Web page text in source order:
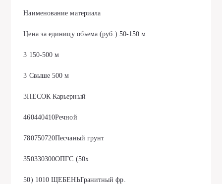
Наименование материала
Цена за единицу объема (руб.) 50-150 м
3 150-500 м
3 Свыше 500 м
3ПЕСОК Карьерный
460440410Речной
780750720Песчаный грунт
350330300ОПГС (50х
50) 1010 ЩЕБЕНЬГранитный фр.